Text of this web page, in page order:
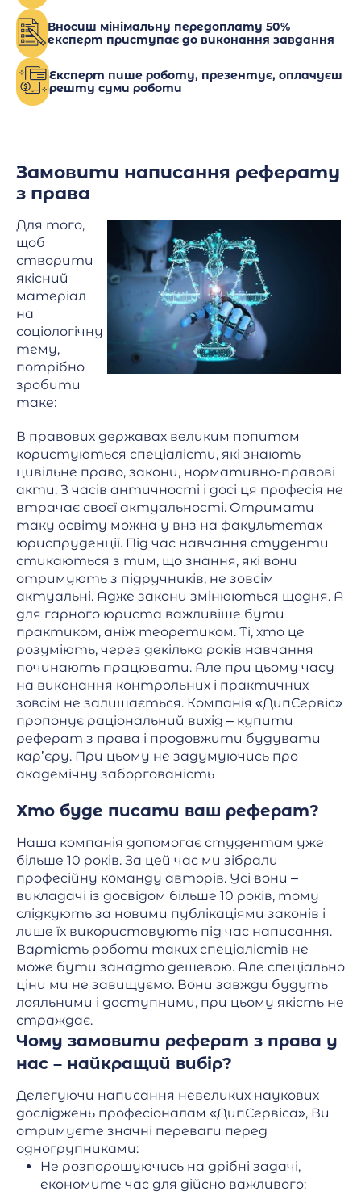
Вносиш мінімальну передоплату 50%
експерт приступає до виконання завдання
Експерт пише роботу, презентує, оплачуєш
решту суми роботи
Замовити написання реферату
з права
Для того,
щоб
створити
якісний
матеріал
на
соціологічну
тему,
потрібно
зробити
таке:
В правових державах великим попитом
користуються спеціалісти, які знають
цивільне право, закони, нормативно-правові
акти. З часів античності і досі ця професія не
втрачає своєї актуальності. Отримати
таку освіту можна у внз на факультетах
юриспруденції. Під час навчання студенти
стикаються з тим, що знання, які вони
отримують з підручників, не зовсім
актуальні. Адже закони змінюються щодня. А
для гарного юриста важливіше бути
практиком, аніж теоретиком. Ті, хто це
розуміють, через декілька років навчання
починають працювати. Але при цьому часу
на виконання контрольних і практичних
зовсім не залишається. Компанія «ДипСервіс»
пропонує раціональний вихід – купити
реферат з права і продовжити будувати
кар’єру. При цьому не задумуючись про
академічну заборгованість
Хто буде писати ваш реферат?
Наша компанія допомогає студентам уже
більше 10 років. За цей час ми зібрали
професійну команду авторів. Усі вони –
викладачі із досвідом більше 10 років, тому
слідкують за новими публікаціями законів і
лише їх використовують під час написання.
Вартість роботи таких спеціалістів не
може бути занадто дешевою. Але спеціально
ціни ми не завищуємо. Вони завжди будуть
лояльними і доступними, при цьому якість не
страждає.
Чому замовити реферат з права у
нас – найкращий вибір?
Делегуючи написання невеликих наукових
досліджень професіоналам «ДипСервіса», Ви
отримуєте значні переваги перед
одногрупниками:
Не розпорошуючись на дрібні задачі,
економите час для дійсно важливого: